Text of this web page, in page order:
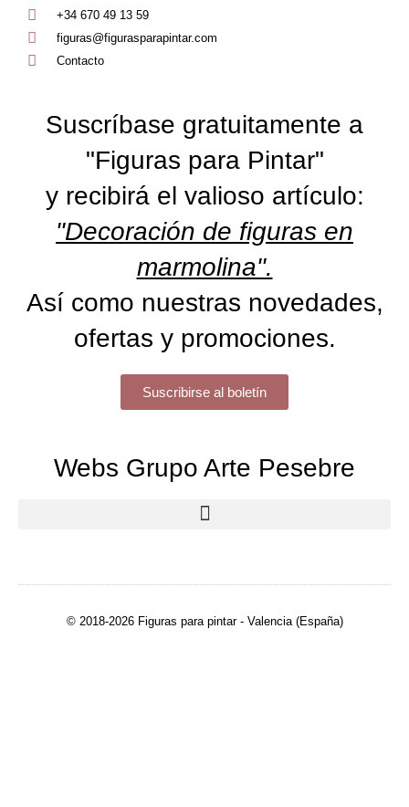
+34 670 49 13 59
figuras@figurasparapintar.com
Contacto
Suscríbase gratuitamente a
"Figuras para Pintar"
y recibirá el valioso artículo:
"Decoración de figuras en
marmolina".
Así como nuestras novedades,
ofertas y promociones.
Suscribirse al boletín
Webs Grupo Arte Pesebre
© 2018-2026 Figuras para pintar - Valencia (España)